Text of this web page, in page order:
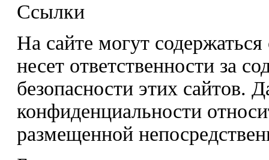
Ссылки
На сайте могут
несет ответственности за
безопасности этих сайтов.
конфиденциальности
размещенной